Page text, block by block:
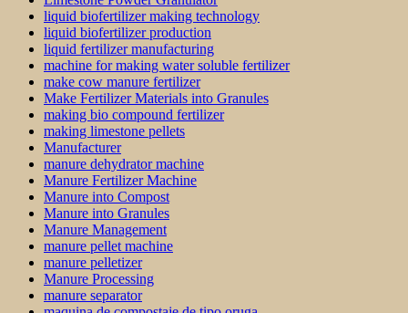
liquid biofertilizer making technology
liquid biofertilizer production
liquid fertilizer manufacturing
machine for making water soluble fertilizer
make cow manure fertilizer
Make Fertilizer Materials into Granules
making bio compound fertilizer
making limestone pellets
Manufacturer
manure dehydrator machine
Manure Fertilizer Machine
Manure into Compost
Manure into Granules
Manure Management
manure pellet machine
manure pelletizer
Manure Processing
manure separator